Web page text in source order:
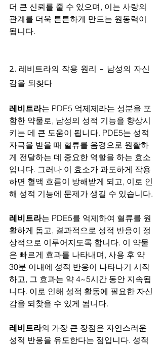
더 큰 신뢰를 줄 수 있으며, 이는 사랑의
관계를 더욱 튼튼하게 만드는 원동력이
됩니다.
2. 레비트라의 작용 원리 - 남성의 자신
감을 되찾다
레비트라는 PDE5 억제제라는 성분을 포
함한 약물로, 남성의 성적 기능을 향상시
키는 데 큰 도움이 됩니다. PDE5는 성적
자극을 받을 때 혈류를 음경으로 원활하
게 전달하는 데 중요한 역할을 하는 효소
입니다. 그러나 이 효소가 과도하게 작용
하면 혈액 흐름이 방해받게 되고, 이로 인
해 성적 기능에 문제가 생길 수 있습니다.
레비트라는 PDE5를 억제하여 혈류를 원
활하게 돕고, 결과적으로 성적 반응이 정
상적으로 이루어지도록 합니다. 이 약물
은 빠르게 효과를 나타내며, 사용 후 약
30분 이내에 성적 반응이 나타나기 시작
하고, 그 효과는 약 4~5시간 동안 지속됩
니다. 이로 인해 성적 활동에 필요한 자신
감을 되찾을 수 있게 됩니다.
레비트라의 가장 큰 장점은 자연스러운
성적 반응을 유도한다는 점입니다. 성적